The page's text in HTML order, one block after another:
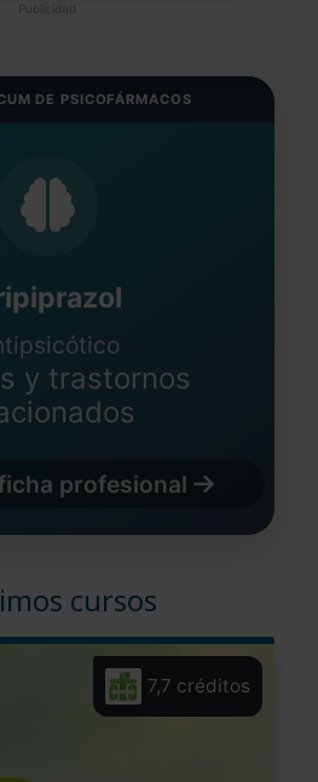
Publicidad
DE PSICOFÁRMACOS
y trastornos
profesional
cursos
7,7 créditos